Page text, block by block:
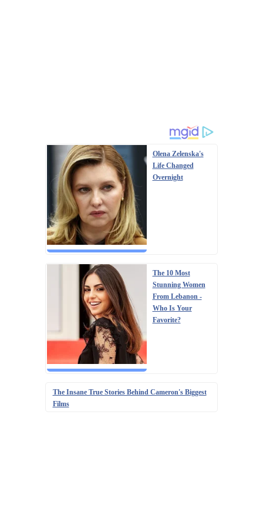
Olena Zelenska's
Life Changed
Overnight
The 10 Most
Stunning Women
From Lebanon -
Who Is Your
Favorite?
The Insane True Stories Behind Cameron's Biggest
Films